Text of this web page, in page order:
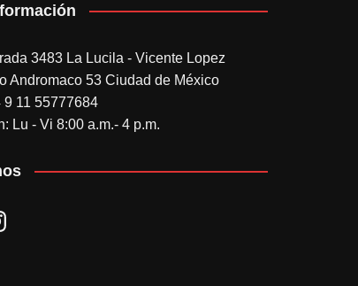
3483 La Lucila - Vicente Lopez
Andromaco 53 Ciudad de México
9 11 55777684
Lu - Vi 8:00 a.m.- 4 p.m.